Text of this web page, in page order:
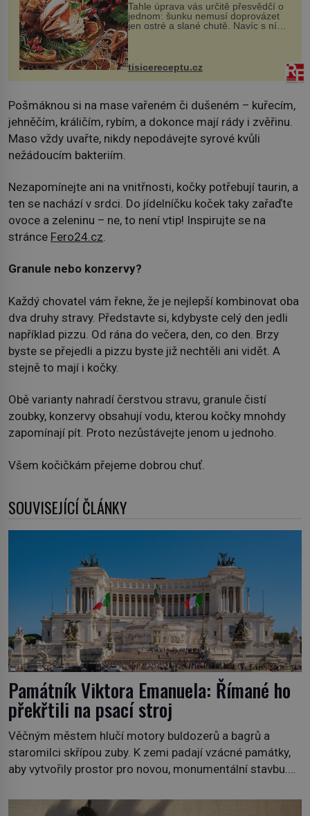
Tahle úprava vás určitě přesvědčí o
jednom: šunku nemusí doprovázet
jen ostré a slané chutě. Navíc s ní
nakrmíte poměrně hodně hladových
krků. Ingredience sádlo 3 kg šunky
vcelku 3 stroužky česneku hl...
tisicereceptu.cz
Pošmáknou si na mase vařeném či dušeném – kuřecím,
jehněčím, králičím, rybím, a dokonce mají rády i zvěřinu.
Maso vždy uvařte, nikdy nepodávejte syrové kvůli
nežádoucím bakteriím.
Nezapomínejte ani na vnitřnosti, kočky potřebují taurin, a
ten se nachází v srdci. Do jídelníčku koček taky zařaďte
ovoce a zeleninu – ne, to není vtip! Inspirujte se na
stránce Fero24.cz
Granule nebo konzervy?
Každý chovatel vám řekne, že je nejlepší kombinovat oba
dva druhy stravy. Představte si, kdybyste celý den jedli
například pizzu. Od rána do večera, den, co den. Brzy
byste se přejedli a pizzu byste již nechtěli ani vidět. A
stejně to mají i kočky.
Obě varianty nahradí čerstvou stravu, granule čistí
zoubky, konzervy obsahují vodu, kterou kočky mnohdy
zapomínají pít. Proto nezůstávejte jenom u jednoho.
Všem kočičkám přejeme dobrou chuť.
SOUVISEJÍCÍ ČLÁNKY
Památník Viktora Emanuela: Římané ho
překřtili na psací stroj
Věčným městem hlučí motory buldozerů a bagrů a
staromilci skřípou zuby. K zemi padají vzácné památky,
aby vytvořily prostor pro novou, monumentální stavbu.
Sjednocení Itálie v roce 1861 je tak významnou událostí,